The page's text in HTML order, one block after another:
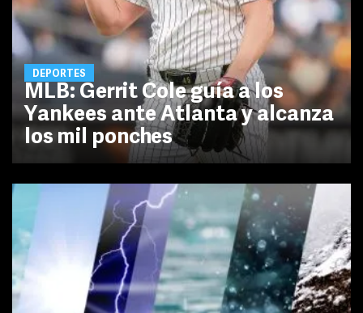
DEPORTES
MLB: Gerrit Cole guía a los
Yankees ante Atlanta y alcanza
los mil ponches